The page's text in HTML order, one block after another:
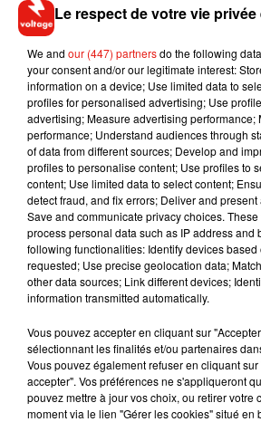
( Fête de la Niflette ce samedi 11
animations sont prévues de 9h30 à
Un spectacle gratuit
Garnier
Et puis une idée de sortie gratuite,
temps qui courent. L’artiste JR,
recouvert dernièrement l’opéra Garnier
monumentale. Pour l’occasion, une
est prévue devant. Ça s’appelle
moderne avec 150 danseurs. Ce sera
de l’opéra sera transformée en zone
le public.
Le respect de votre vie
We and our (447) partnersdo the following
your consent and/or our legitimate interest:
information on a device; Use limited data to
profiles for personalised advertising; Use
advertising; Measure advertising performance;
performance; Understand audiences through
of data from different sources; Develop and
profiles to personalise content; Use profiles to
content; Use limited data to select content;
detect fraud, and fix errors; Deliver and
Save and communicate privacy choices.
process personal data such as IP address and
following functionalities: Identify devices
requested; Use precise geolocation data;
other data sources; Link different devices;
information transmitted automatically.
Vous pouvez accepter en cliquant sur
sélectionnant les finalités et/ou partenaires
Vous pouvez également refuser en cliquant
accepter". Vos préférences ne s'appliqueront
pouvez mettre à jour vos choix, ou retirer votre
moment via le lien "Gérer les cookies" situé en